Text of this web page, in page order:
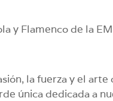
y Flamenco de la
la fuerza y el
única dedicada a